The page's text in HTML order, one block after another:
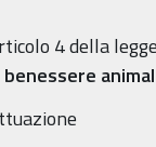
4 della